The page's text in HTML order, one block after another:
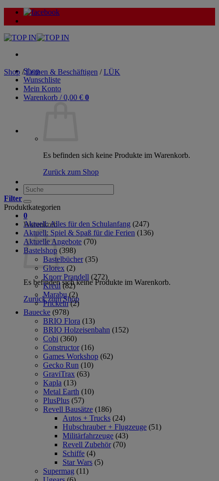
Zum
Inhalt
Shop
Wunschliste
Mein Konto
Warenkorb /0,00 € 0
Es befinden sich keine Produkte im Warenkorb.
Zurück zum Shop
Suche
nach:
0
Warenkorb
Es befinden sich keine Produkte im Warenkorb.
Zurück zum Shop
Shop / Lernen & Beschäftigen / LÜK
Filter
Produktkategorien
Aktuell: Alles für den Schulanfang (247)
Aktuell: Spiel & Spaß für die Ferien (136)
Aktuelle Angebote (70)
Bastelshop (398)
Bastelbücher (35)
Glorex (2)
Knorr Prandell (272)
Kreul (82)
Marabu (2)
Prickeln (2)
Bauecke (978)
BRIO Flora (13)
BRIO Holzeisenbahn (152)
Cobi (360)
Constructor (16)
Games Workshop (62)
Gecko Run (10)
GraviTrax (63)
Kapla (13)
Metal Earth (10)
PlusPlus (57)
Revell Bausätze (186)
Autos + Trucks (24)
Hubschrauber + Flugzeuge (51)
Militärfahrzeuge (43)
Revell Zubehör (70)
Schiffe (4)
Star Wars (5)
Supermag (11)